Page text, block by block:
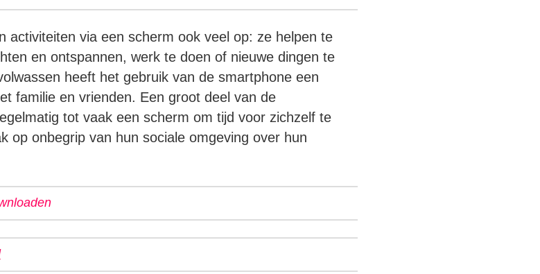
activiteiten via een scherm ook veel op: ze helpen te
en ontspannen, werk te doen of nieuwe dingen te
heeft het gebruik van de smartphone een
familie en vrienden. Een groot deel van de
tot vaak een scherm om tijd voor zichzelf te
op onbegrip van hun sociale omgeving over hun